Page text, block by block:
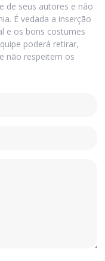
de seus autores e não
É vedada a inserção
e os bons costumes
poderá retirar,
não respeitem os